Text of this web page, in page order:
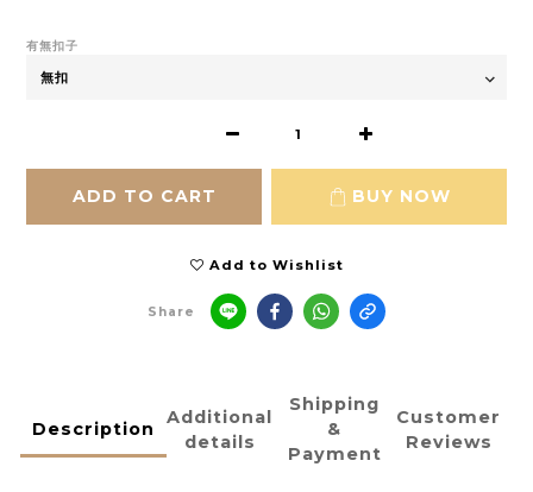
有無扣子
ADD TO CART BUY NOW
Add to Wishlist
Share
Description
Additional
details
Shipping
&
Payment
Customer
Reviews